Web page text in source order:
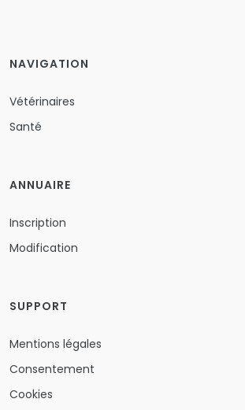
NAVIGATION
Vétérinaires
Santé
ANNUAIRE
Inscription
Modification
SUPPORT
Mentions légales
Consentement
Cookies